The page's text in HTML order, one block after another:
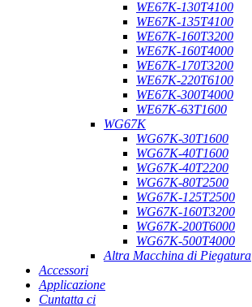
WE67K-130T4100
WE67K-135T4100
WE67K-160T3200
WE67K-160T4000
WE67K-170T3200
WE67K-220T6100
WE67K-300T4000
WE67K-63T1600
WG67K
WG67K-30T1600
WG67K-40T1600
WG67K-40T2200
WG67K-80T2500
WG67K-125T2500
WG67K-160T3200
WG67K-200T6000
WG67K-500T4000
Altra Macchina di Piegatura
Accessori
Applicazione
Cuntatta ci